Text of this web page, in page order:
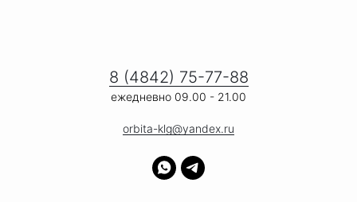
8 (4842) 75-77-88
ежедневно 09.00 - 21.00
orbita-klg@yandex.ru